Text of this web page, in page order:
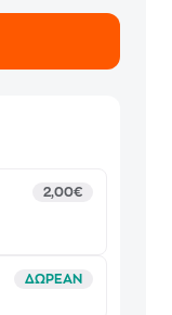
2,00€
ΔΩΡΕΑΝ